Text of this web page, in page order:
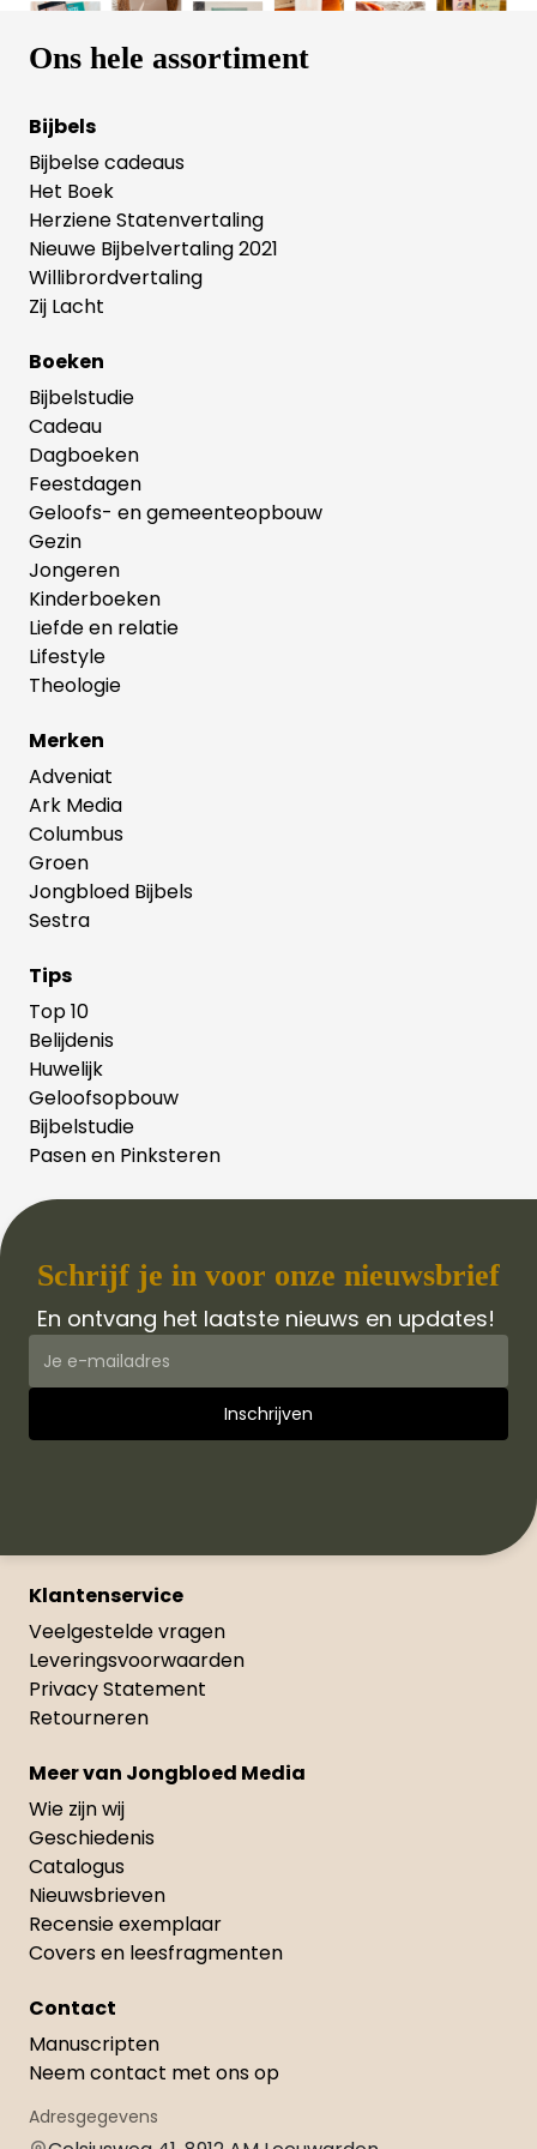
Ons hele assortiment
Bijbels
Bijbelse cadeaus
Het Boek
Herziene Statenvertaling
Nieuwe Bijbelvertaling 2021
Willibrordvertaling
Zij Lacht
Boeken
Bijbelstudie
Cadeau
Dagboeken
Feestdagen
Geloofs- en gemeenteopbouw
Gezin
Jongeren
Kinderboeken
Liefde en relatie
Lifestyle
Theologie
Merken
Adveniat
Ark Media
Columbus
Groen
Jongbloed Bijbels
Sestra
Tips
Top 10
Belijdenis
Huwelijk
Geloofsopbouw
Bijbelstudie
Pasen en Pinksteren
Schrijf je in voor onze nieuwsbrief
En ontvang het laatste nieuws en updates!
Klantenservice
Veelgestelde vragen
Leveringsvoorwaarden
Privacy Statement
Retourneren
Meer van Jongbloed Media
Wie zijn wij
Geschiedenis
Catalogus
Nieuwsbrieven
Recensie exemplaar
Covers en leesfragmenten
Contact
Manuscripten
Neem contact met ons op
Adresgegevens